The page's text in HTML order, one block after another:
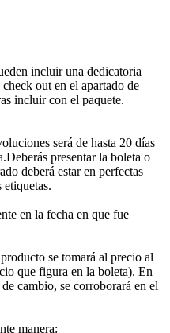
incluir una dedicatoria
out en el apartado de
incluir con el paquete.
será de hasta 20 días
presentar la boleta o
deberá estar en perfectas
en la fecha en que fue
se tomará al precio al
que figura en la boleta). En
cambio, se corroborará en el
manera: